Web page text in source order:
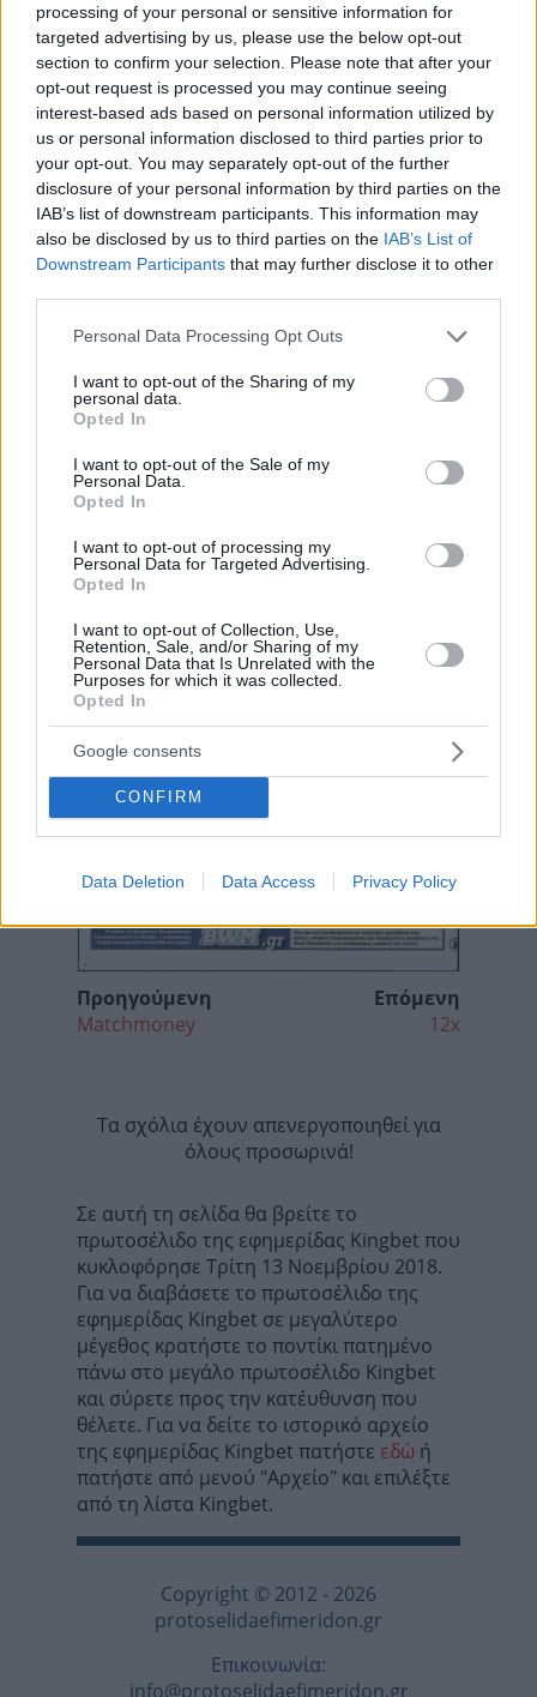
processing of your personal or sensitive information for
targeted advertising by us, please use the below opt-out
section to confirm your selection. Please note that after your
opt-out request is processed you may continue seeing
interest-based ads based on personal information utilized by
us or personal information disclosed to third parties prior to
your opt-out. You may separately opt-out of the further
disclosure of your personal information by third parties on the
IAB’s list of downstream participants. This information may
also be disclosed by us to third parties on the IAB’s List of
Downstream Participants that may further disclose it to other
Please note that this website/app uses one or more Google
not limited to your visit or usage behaviour. You may click to
grant or deny consent to Google and its third-party tags to
use your data for below specified purposes in below Google
consent section.
Personal Data Processing Opt Outs
I want to opt-out of the Sharing of my
personal data.
Opted In
I want to opt-out of the Sale of my
Personal Data.
Opted In
I want to opt-out of processing my
Personal Data for Targeted Advertising.
Opted In
I want to opt-out of Collection, Use,
Retention, Sale, and/or Sharing of my
Personal Data that Is Unrelated with the
Purposes for which it was collected.
Opted In
Google consents
CONFIRM
Data Deletion Data Access Privacy Policy
Κοινοποιήστε
Προηγούμενη
Matchmoney
Επόμενη
12x
Τα σχόλια έχουν απενεργοποιηθεί για
όλους προσωρινά!
Σε αυτή τη σελίδα θα βρείτε το
πρωτοσέλιδο της εφημερίδας Kingbet που
κυκλοφόρησε Τρίτη 13 Νοεμβρίου 2018.
Για να διαβάσετε το πρωτοσέλιδο της
εφημερίδας Kingbet σε μεγαλύτερο
μέγεθος κρατήστε το ποντίκι πατημένο
πάνω στο μεγάλο πρωτοσέλιδο Kingbet
και σύρετε προς την κατέυθυνση που
θέλετε. Για να δείτε το ιστορικό αρχείο
της εφημερίδας Kingbet πατήστε εδώ ή
πατήστε από μενού "Αρχείο" και επιλέξτε
από τη λίστα Kingbet.
Copyright © 2012 - 2026
protoselidaefimeridon.gr
Επικοινωνία:
info@protoselidaefimeridon.gr